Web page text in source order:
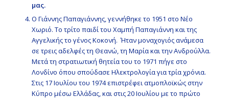
μας.
Ο Γιάννης Παπαγιάννης, γεννήθηκε το 1951 στο Νέο
Χωριό. Το τρίτο παιδί του Χαμπή Παπαγιάννη και της
Αγγελικής το γένος Κοκονή. Ήταν μοναχογιός ανάμεσα
σε τρεις αδελφές τη Θεανώ, τη Μαρία και την Ανδρούλλα.
Μετά τη στρατιωτική θητεία του το 1971 πήγε στο
Λονδίνο όπου σπούδασε Ηλεκτρολογία για τρία χρόνια.
Στις 17 Ιουλίου του 1974 επιστρέφει ατμοπλοϊκώς στην
Κύπρο μέσω Ελλάδας, και στις 20 Ιουλίου με το πρώτο